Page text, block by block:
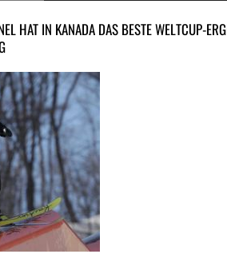
HAT IN KANADA DAS BESTE WELTCUP-